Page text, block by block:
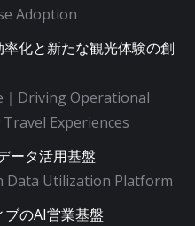
Adoption
化と新たな観光体験の創
Driving Operational
Experiences
ータ活用基盤
Data Utilization Platform
のAI営業基盤